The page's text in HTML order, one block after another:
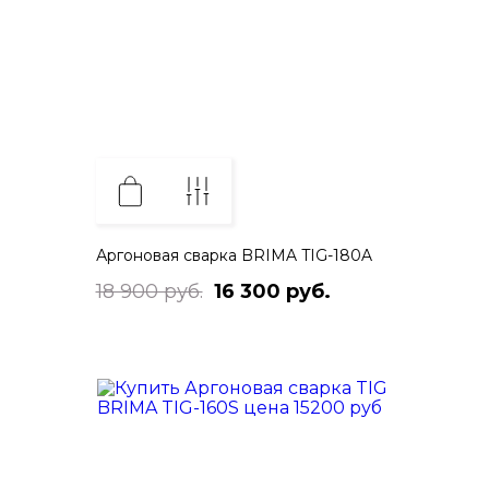
Аргоновая сварка BRIMA TIG-180A
18 900 руб. 16 300 руб.